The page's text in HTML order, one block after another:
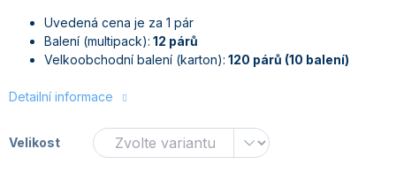
Uvedená cena je za 1 pár
Balení (multipack): 12 párů
Velkoobchodní balení (karton): 120 párů (10 balení)
Detailní informace
Velikost